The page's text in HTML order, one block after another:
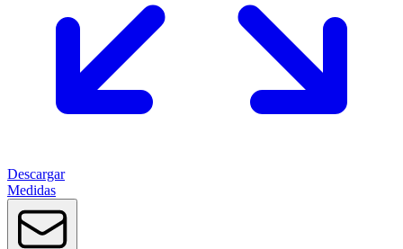
Descargar
Medidas